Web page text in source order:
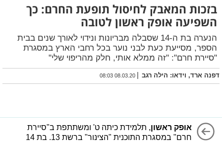
בזכות המאבק לחיסול תופעת החרם: כך
השפיעה אופק ראשון לטובה
הנערה בת ה-14 שסבלה מבריונות ונידוי לאורך שנים בבית
הספר, מסייעת כעת לבני נוער בכל רחבי הארץ במסגרת
"סיירת חרם": "זה ממלא אותי, חלק מהריפוי שלי"
דפנה ארד, וידאו: הילה רגב |
08.03.20 08:03
אופק ראשון, תלמידת כיתה ט' ומשתתפת ב"סיירת
חרם" במסגרת התוכנית "הצינור" ברשת 13. בת 14